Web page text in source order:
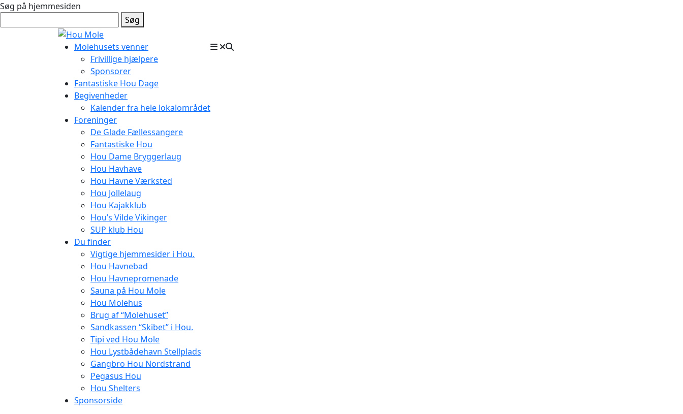
Søg på hjemmesiden
Søg
Molehusets venner
Frivillige hjælpere
Sponsorer
Fantastiske Hou Dage
Begivenheder
Kalender fra hele lokalområdet
Foreninger
De Glade Fællessangere
Fantastiske Hou
Hou Dame Bryggerlaug
Hou Havhave
Hou Havne Værksted
Hou Jollelaug
Hou Kajakklub
Hou’s Vilde Vikinger
SUP klub Hou
Du finder
Vigtige hjemmesider i Hou.
Hou Havnebad
Hou Havnepromenade
Sauna på Hou Mole
Hou Molehus
Brug af “Molehuset”
Sandkassen “Skibet” i Hou.
Tipi ved Hou Mole
Hou Lystbådehavn Stellplads
Gangbro Hou Nordstrand
Pegasus Hou
Hou Shelters
Sponsorside